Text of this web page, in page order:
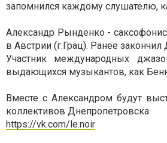
запомнился каждому слушателю,
Александр Рынденко -
в Австрии (г.Грац). Ранее
Участник международных
выдающихся музыкантов, как
Вместе с Александром будут
коллективов Днепропетровска.
https://vk.com/le.noir